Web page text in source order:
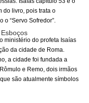
do livro, pois trata o
o “Servo Sofredor”.
ministério do profeta Isaías
da cidade de Roma.
a cidade foi fundada a
Rômulo e Remo, dois irmãos
são atualmente símbolos